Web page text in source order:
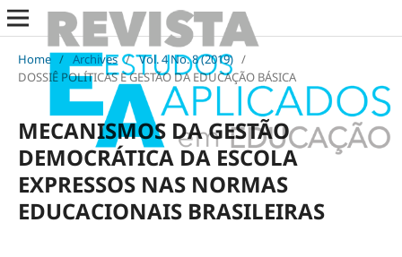
Home / Archives / Vol. 4 No. 8 (2019) /
DOSSIÊ POLÍTICAS E GESTÃO DA EDUCAÇÃO BÁSICA
MECANISMOS DA GESTÃO
DEMOCRÁTICA DA ESCOLA
EXPRESSOS NAS NORMAS
EDUCACIONAIS BRASILEIRAS